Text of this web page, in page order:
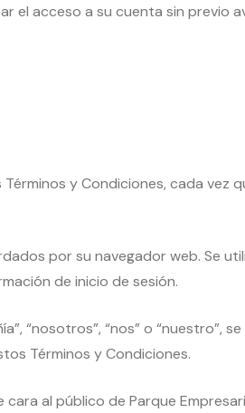
el acceso a su cuenta sin previo
y Condiciones, cada vez
por su navegador web. Se
de inicio de sesión.
“nosotros”, “nos” o “nuestro”,
Términos y Condiciones.
al público de Parque